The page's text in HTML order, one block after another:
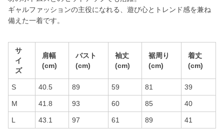
ギャルファッションの主役になれる、遊び心とトレンド感を兼ね
備えた一着です。
サ
イ
ズ
肩幅
(cm)
バスト
(cm)
袖丈
(cm)
裾周り
(cm)
着丈
(cm)
S 40.5 89 59 81 39
M 41.8 93 60 85 40
L 43.1 97 61 89 41